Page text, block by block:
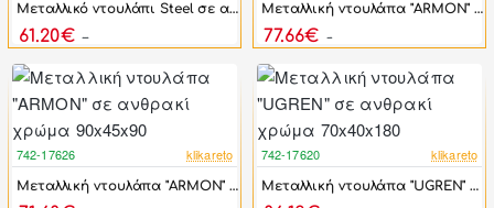
Μεταλλικό ντουλάπι Steel σε απόχρωση ανοιχτό γκρι 90x40x90
61.20€
Μεταλλική ντουλάπα "ARMON" σε ανθρακί χρώμα 90x45x100
77.66€
-17%
742-17626 klikareto
Μεταλλική ντουλάπα "ARMON" σε ανθρακί χρώμα 90x45x90
-17%
742-17620 klikareto
Μεταλλική ντουλάπα "UGREN" σε ανθρακί χρώμα 70x40x180